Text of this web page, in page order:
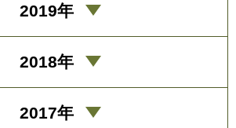
2019年
2018年
2017年